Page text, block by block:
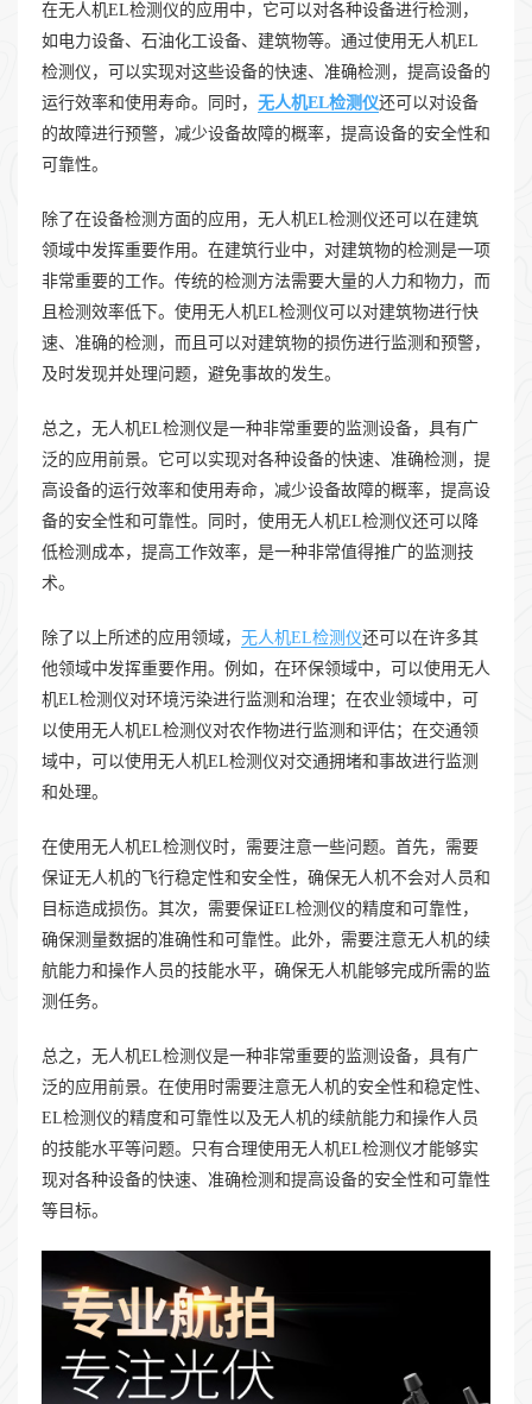
在无人机EL检测仪的应用中，它可以对各种设备进行检测，
如电力设备、石油化工设备、建筑物等。通过使用无人机EL
检测仪，可以实现对这些设备的快速、准确检测，提高设备的
运行效率和使用寿命。同时， 无人机EL检测仪还可以对设备
的故障进行预警，减少设备故障的概率，提高设备的安全性和
可靠性。
除了在设备检测方面的应用，无人机EL检测仪还可以在建筑
领域中发挥重要作用。在建筑行业中，对建筑物的检测是一项
非常重要的工作。传统的检测方法需要大量的人力和物力，而
且检测效率低下。使用无人机EL检测仪可以对建筑物进行快
速、准确的检测，而且可以对建筑物的损伤进行监测和预警，
及时发现并处理问题，避免事故的发生。
总之，无人机EL检测仪是一种非常重要的监测设备，具有广
泛的应用前景。它可以实现对各种设备的快速、准确检测，提
高设备的运行效率和使用寿命，减少设备故障的概率，提高设
备的安全性和可靠性。同时，使用无人机EL检测仪还可以降
低检测成本，提高工作效率，是一种非常值得推广的监测技
术。
除了以上所述的应用领域， 无人机EL检测仪还可以在许多其
他领域中发挥重要作用。例如，在环保领域中，可以使用无人
机EL检测仪对环境污染进行监测和治理；在农业领域中，可
以使用无人机EL检测仪对农作物进行监测和评估；在交通领
域中，可以使用无人机EL检测仪对交通拥堵和事故进行监测
和处理。
在使用无人机EL检测仪时，需要注意一些问题。首先，需要
保证无人机的飞行稳定性和安全性，确保无人机不会对人员和
目标造成损伤。其次，需要保证EL检测仪的精度和可靠性，
确保测量数据的准确性和可靠性。此外，需要注意无人机的续
航能力和操作人员的技能水平，确保无人机能够完成所需的监
测任务。
总之，无人机EL检测仪是一种非常重要的监测设备，具有广
泛的应用前景。在使用时需要注意无人机的安全性和稳定性、
EL检测仪的精度和可靠性以及无人机的续航能力和操作人员
的技能水平等问题。只有合理使用无人机EL检测仪才能够实
现对各种设备的快速、准确检测和提高设备的安全性和可靠性
等目标。